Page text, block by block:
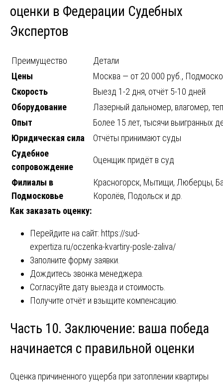
оценки в Федерации Судебных
Экспертов
Преимущество
Детали
Цены
Москва — от 20 000 руб.,
Скорость
Выезд 1-2 дня, отчёт 5-10 дней
Оборудование
Лазерный дальномер, влагомер,
Опыт
Более 15 лет, тысячи выигранных
Юридическая сила
Отчёты принимают суды
Судебное
сопровождение
Оценщик придёт в суд
Филиалы в
Подмосковье
Красногорск, Мытищи, Люберцы,
Королёв, Подольск и др.
Как заказать оценку:
Перейдите на сайт: https://sud-
expertiza.ru/oczenka-kvartiry-posle-zaliva/
Заполните форму заявки.
Дождитесь звонка менеджера.
Согласуйте дату выезда и стоимость.
Получите отчёт и взыщите компенсацию.
Часть 10. Заключение: ваша победа
начинается с правильной оценки
Оценка причиненного ущерба при затоплении квартиры